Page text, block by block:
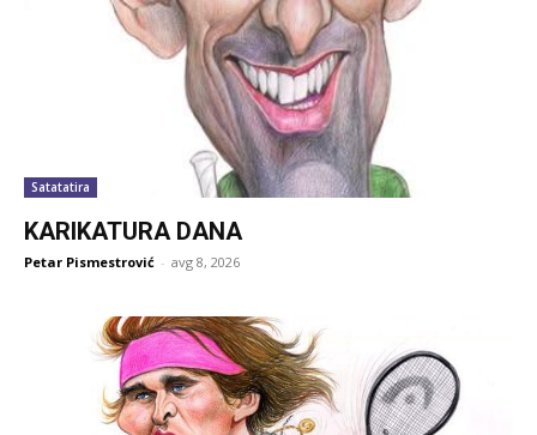
Satatatira
KARIKATURA DANA
Petar Pismestrović - avg 8, 2026